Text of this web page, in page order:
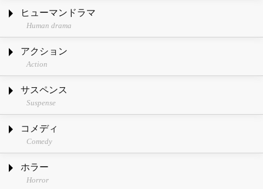
ヒューマンドラマ
Human drama
アクション
Action
サスペンス
Suspense
コメディ
Comedy
ホラー
Horror